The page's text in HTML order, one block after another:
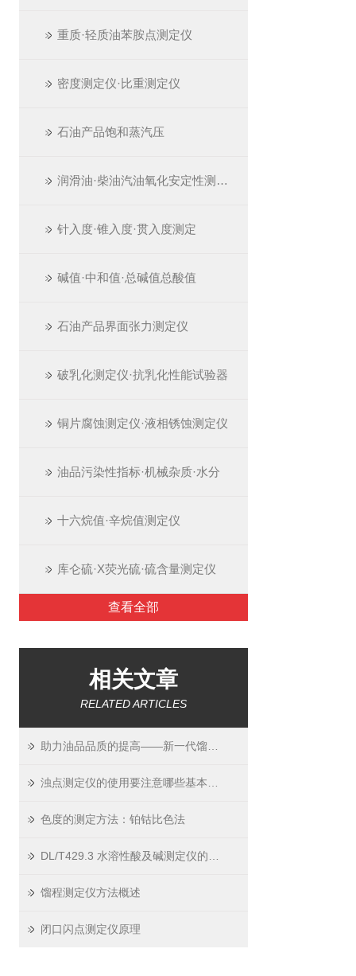
重质·轻质油苯胺点测定仪
密度测定仪·比重测定仪
石油产品饱和蒸汽压
润滑油·柴油汽油氧化安定性测定仪
针入度·锥入度·贯入度测定
碱值·中和值·总碱值总酸值
石油产品界面张力测定仪
破乳化测定仪·抗乳化性能试验器
铜片腐蚀测定仪·液相锈蚀测定仪
油品污染性指标·机械杂质·水分
十六烷值·辛烷值测定仪
库仑硫·X荧光硫·硫含量测定仪
查看全部
相关文章
RELATED ARTICLES
色度的测定方法：铂钴比色法
馏程测定仪方法概述
闭口闪点测定仪原理